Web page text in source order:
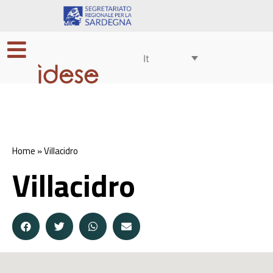
It
Home »Villacidro
Villacidro